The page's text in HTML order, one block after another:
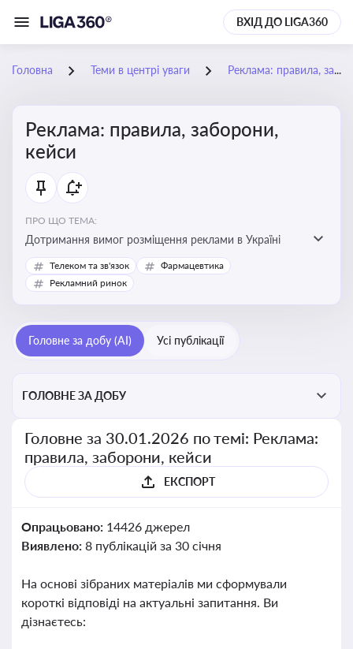
ВХІД ДО LIGA360
Головна Теми в центрі уваги Реклама: правила, заборони, кейси
Реклама: правила, заборони,
кейси
ПРО ЩО ТЕМА:
Дотримання вимог розміщення реклами в Україні
Телеком та зв'язок
Фармацевтика
Рекламний ринок
Головне за добу (AI) Усі публікації
ГОЛОВНЕ ЗА ДОБУ
Головне за 30.01.2026 по темі: Реклама:
правила, заборони, кейси
ЕКСПОРТ
Опрацьовано: 14426 джерел
Виявлено: 8 публікацій за 30 січня
На основі зібраних матеріалів ми сформували
короткі відповіді на актуальні запитання. Ви
дізнаєтесь: